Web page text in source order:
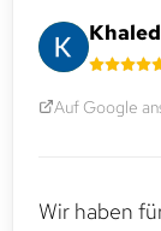
Auf Google
Wir haben